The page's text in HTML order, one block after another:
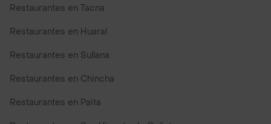
Restaurantes en Tacna
Restaurantes en Huaral
Restaurantes en Sullana
Restaurantes en Chincha
Restaurantes en Paita